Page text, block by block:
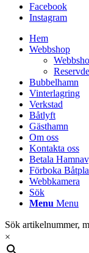
Facebook
Instagram
Hem
Webbshop
Bubbelhamn
Vinterlagring
Verkstad
Båtlyft
Gästhamn
Om oss
Kontakta oss
Betala
Förboka
Webbkamera
Sök
Menu Menu
Sök artikelnummer,
×